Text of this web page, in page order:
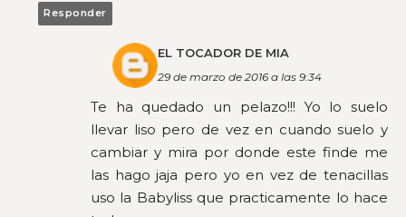
Responder
EL TOCADOR DE MIA
29 de marzo de 2016 a las 9:34
Te ha quedado un pelazo!!! Yo lo suelo
llevar liso pero de vez en cuando suelo y
cambiar y mira por donde este finde me
las hago jaja pero yo en vez de tenacillas
uso la Babyliss que practicamente lo hace